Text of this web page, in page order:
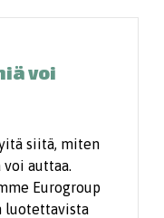
voi
siitä, miten
auttaa.
Eurogroup
luotettavista